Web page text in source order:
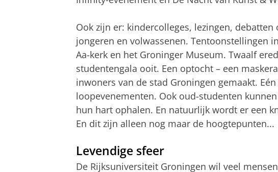
Ook zijn er: kindercolleges, lezingen, debatten
jongeren en volwassenen. Tentoonstellingen
Aa-kerk en het Groninger Museum. Twaalf
studentengala ooit. Een optocht – een
inwoners van de stad Groningen gemaakt.
loopevenementen. Ook oud-studenten
hun hart ophalen. En natuurlijk wordt er een
En dit zijn alleen nog maar de hoogtepunten...
Levendige sfeer
De Rijksuniversiteit Groningen wil veel